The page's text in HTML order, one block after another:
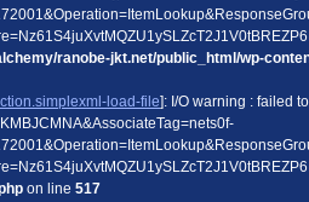
ranobe-jkt.net/public_html/wp-
load-file]: I/O warning : failed
on line 517